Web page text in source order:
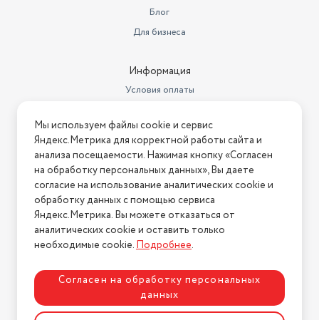
Блог
Для бизнеса
Информация
Условия оплаты
Условия возврата
Нашли ошибку на сайте? Напишите нам
2026 © Интернет-магазин "АстМаркет". У нас есть всё!
Политика конфиденциальности
Разработка сайтаASTDESIGN
Мы используем файлы cookie и сервис
Яндекс.Метрика для корректной работы сайта и
анализа посещаемости. Нажимая кнопку «Согласен
на обработку персональных данных», Вы даете
согласие на использование аналитических cookie и
обработку данных с помощью сервиса
Яндекс.Метрика. Вы можете отказаться от
аналитических cookie и оставить только
необходимые cookie.Подробнее.
Согласен на обработку персональных
данных